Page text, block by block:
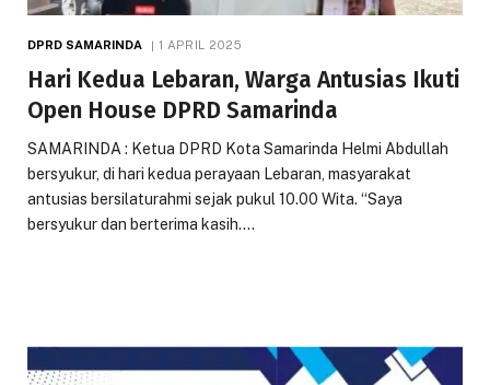
DPRD SAMARINDA 1 APRIL 2025
Hari Kedua Lebaran, Warga Antusias Ikuti
Open House DPRD Samarinda
SAMARINDA : Ketua DPRD Kota Samarinda Helmi Abdullah
bersyukur, di hari kedua perayaan Lebaran, masyarakat
antusias bersilaturahmi sejak pukul 10.00 Wita. “Saya
bersyukur dan berterima kasih.…